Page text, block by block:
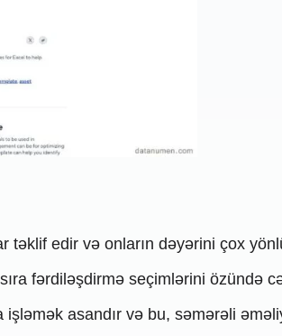
edir və onların dəyərini çox
fərdiləşdirmə seçimlərini özündə
asandır və bu, səmərəli